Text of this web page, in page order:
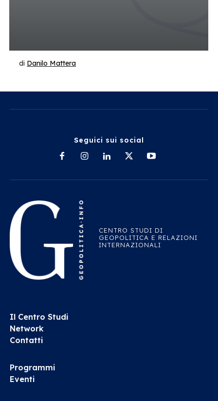
di Danilo Mattera
Seguici sui social
CENTRO STUDI DI
GEOPOLITICA E RELAZIONI
INTERNAZIONALI
Il Centro Studi
Network
Contatti
Programmi
Eventi